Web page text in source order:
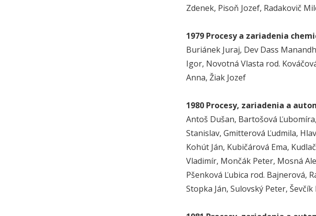
Zdenek, Pisoň Jozef, Radakovič
1979 Procesy a zariadenia
Buriánek Juraj, Dev Dass
Igor, Novotná Vlasta rod.
Anna, Žiak Jozef
1980 Procesy, zariadenia a
Antoš Dušan, Bartošová
Stanislav, Gmitterová Ľudmila,
Kohút Ján, Kubičárová Ema,
Vladimír, Mončák Peter, Mosná
Pšenková Ľubica rod. Bajnerová,
Stopka Ján, Sulovský Peter,